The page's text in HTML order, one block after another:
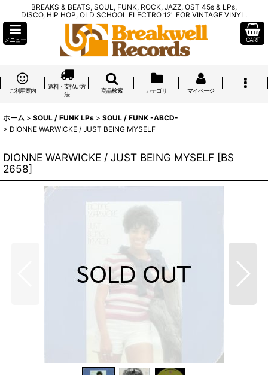
BREAKS & BEATS, SOUL, FUNK, ROCK, JAZZ, OST 45s & LPs,
DISCO, HIP HOP, OLD SCHOOL ELECTRO 12" FOR VINTAGE VINYL.
メニュー CART
ご利用案内
送料・支払い方
法
商品検索 カテゴリ マイページ
ホーム > SOUL / FUNK LPs > SOUL / FUNK -ABCD-
> DIONNE WARWICKE / JUST BEING MYSELF
DIONNE WARWICKE / JUST BEING MYSELF [BS
2658]